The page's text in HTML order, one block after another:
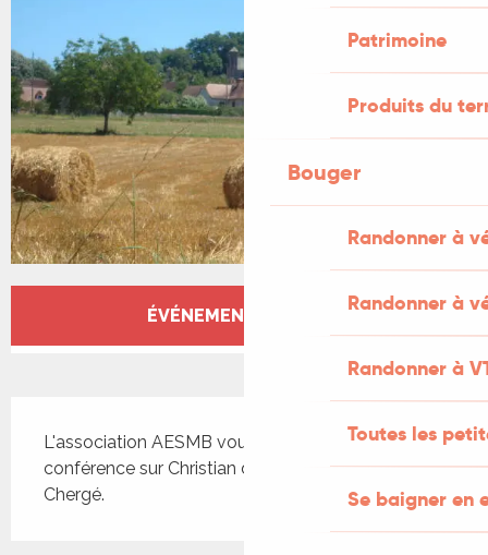
Patrimoine
Produits du
Bouger
Randonner à
Randonner à
Randonner à
Toutes les
Se baigner en
Ouverture et coordonnées
ÉVÉNEMENT TERMINÉ
L'association AESMB vous propose une
conférence sur Christian de Chergé par Hubert de
Chergé.